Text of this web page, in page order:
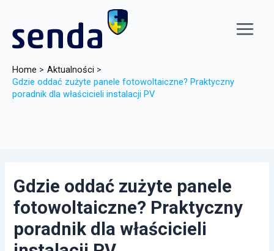
content
Main
Home
Aktualności
Gdzie oddać zużyte panele fotowoltaiczne? Praktyczny
poradnik dla właścicieli instalacji PV
Gdzie oddać zużyte panele
fotowoltaiczne? Praktyczny
poradnik dla właścicieli